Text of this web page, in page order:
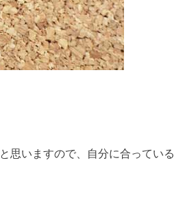
思いますので、自分に合っている